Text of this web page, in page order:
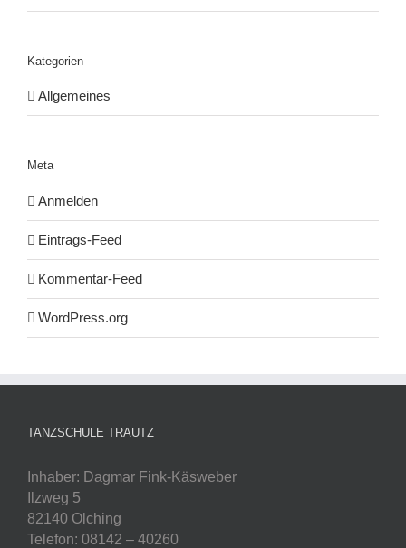
Kategorien
Allgemeines
Meta
Anmelden
Eintrags-Feed
Kommentar-Feed
WordPress.org
TANZSCHULE TRAUTZ
Inhaber: Dagmar Fink-Käsweber
Ilzweg 5
82140 Olching
Telefon: 08142 – 40260